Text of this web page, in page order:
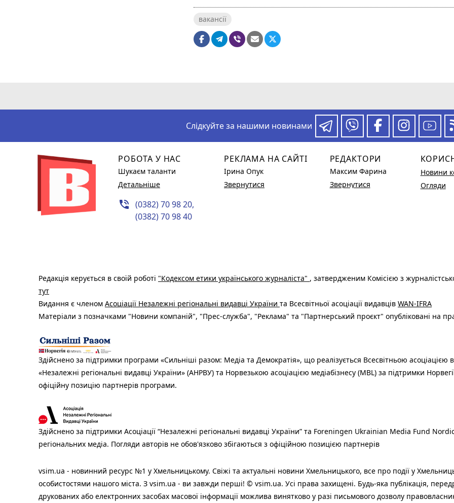
вакансії
Слідкуйте за нашими новинами
РОБОТА У НАС
Шукаєм таланти
Детальніше
phone_in_talk (0382) 70 98 20,
(0382) 70 98 40
РЕКЛАМА НА САЙТІ
Ірина Опук
Звернутися
РЕДАКТОРИ
Максим Фарина
Звернутися
Новини
Огляди
Редакція керується в своїй роботі "Кодексом етики українського журналіста" , затвердженим Комісією з
тут
Видання є членом Асоціації Незалежні регіональні видавці України та Всесвітньої асоціації видавців WAN-IFRA
Матеріали з позначками "Новини компаній", "Прес-служба", "Реклама" та "Партнерський проєкт" опубліковані на
Здійснено за підтримки програми «Сильніші разом: Медіа та Демократія», що реалізується Всесвітньою асоціацією
«Незалежні регіональні видавці України» (АНРВУ) та Норвезькою асоціацією медіабізнесу (MBL) за підтримки
офіційну позицію партнерів програми.
Здійснено за підтримки Асоціації “Незалежні регіональні видавці України” та Foreningen Ukrainian Media Fund
регіональних медіа. Погляди авторів не обов'язково збігаються з офіційною позицією партнерів
vsim.ua - новинний ресурс №1 у Хмельницькому. Свіжі та актуальні новини Хмельницького, все про події у
особистостями нашого міста. З vsim.ua - ви завжди перші! © vsim.ua. Усі права захищені. Будь-яка публiкацiя,
друкованих або електронних засобах масової інформації можлива винятково у разі письмового дозволу